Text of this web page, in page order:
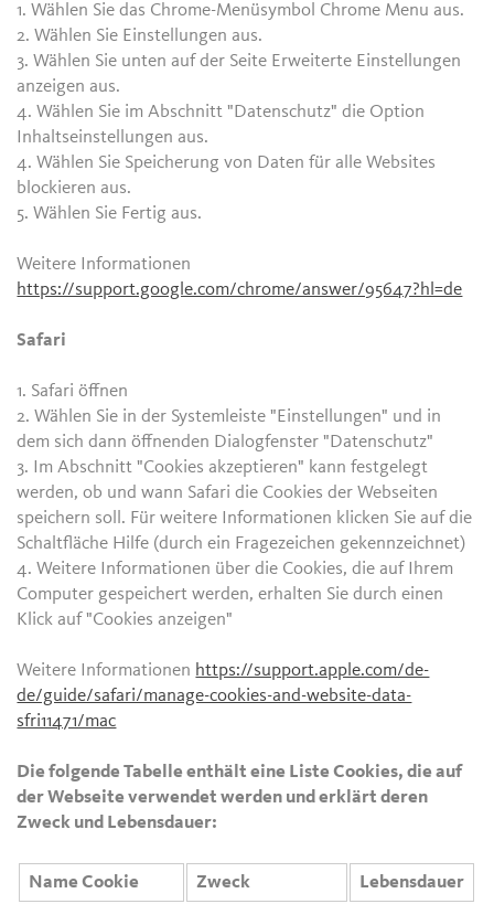
1. Wählen Sie das Chrome-Menüsymbol Chrome Menu aus.
2. Wählen Sie Einstellungen aus.
3. Wählen Sie unten auf der Seite Erweiterte Einstellungen
anzeigen aus.
4. Wählen Sie im Abschnitt "Datenschutz" die Option
Inhaltseinstellungen aus.
4. Wählen Sie Speicherung von Daten für alle Websites
blockieren aus.
5. Wählen Sie Fertig aus.
Weitere Informationen
https://support.google.com/chrome/answer/95647?hl=de
Safari
1. Safari öffnen
2. Wählen Sie in der Systemleiste "Einstellungen" und in
dem sich dann öffnenden Dialogfenster "Datenschutz"
3. Im Abschnitt "Cookies akzeptieren" kann festgelegt
werden, ob und wann Safari die Cookies der Webseiten
speichern soll. Für weitere Informationen klicken Sie auf die
Schaltfläche Hilfe (durch ein Fragezeichen gekennzeichnet)
4. Weitere Informationen über die Cookies, die auf Ihrem
Computer gespeichert werden, erhalten Sie durch einen
Klick auf "Cookies anzeigen"
Weitere Informationen https://support.apple.com/de-
de/guide/safari/manage-cookies-and-website-data-
sfri11471/mac
Die folgende Tabelle enthält eine Liste Cookies, die auf
der Webseite verwendet werden und erklärt deren
Zweck und Lebensdauer:
Name Cookie Zweck Lebensdauer